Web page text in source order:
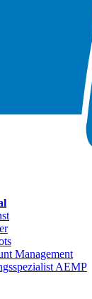
Management
AEMP